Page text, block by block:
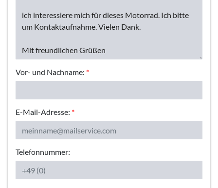
Vor- und Nachname: *
E-Mail-Adresse: *
Telefonnummer: